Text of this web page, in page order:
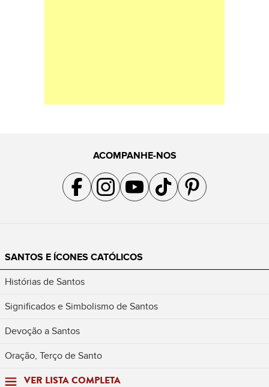
ACOMPANHE-NOS
Acompanhe a gente no Facebook
Acompanhe a gente no Instagram
Acompanhe a gente no YouTube
Acompanhe a gente no TikTok
Acompanhe a gente no
SANTOS E ÍCONES CATÓLICOS
Histórias de Santos
Significados e Simbolismo de Santos
Devoção a Santos
Oração, Terço de Santo
VER LISTA COMPLETA